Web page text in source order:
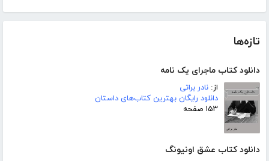
تازه‌ها
دانلود کتاب ماجرای یک نامه
از: نادر براتی
دانلود رایگان بهترین کتاب‌های داستان
۱۵۳ صفحه
دانلود کتاب عشق اونیونگ